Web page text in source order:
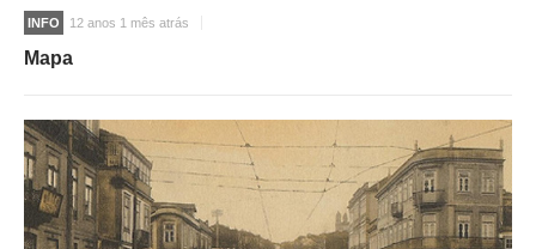
INFO 12 anos 1 mês atrás
Mapa